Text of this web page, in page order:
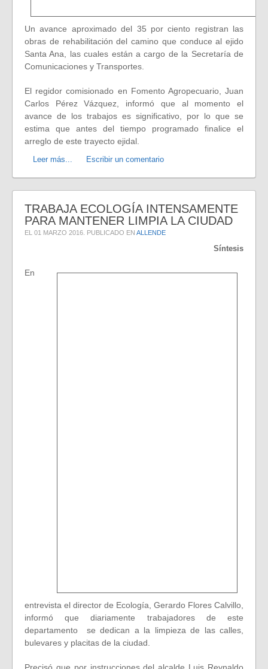
Un avance aproximado del 35 por ciento registran las
obras de rehabilitación del camino que conduce al ejido
Santa Ana, las cuales están a cargo de la Secretaría de
Comunicaciones y Transportes.
El regidor comisionado en Fomento Agropecuario, Juan
Carlos Pérez Vázquez, informó que al momento el
avance de los trabajos es significativo, por lo que se
estima que antes del tiempo programado finalice el
arreglo de este trayecto ejidal.
Leer más... Escribir un comentario
TRABAJA ECOLOGÍA INTENSAMENTE
PARA MANTENER LIMPIA LA CIUDAD
EL 01 MARZO 2016 . PUBLICADO EN ALLENDE
Síntesis
En
entrevista el director de Ecología, Gerardo Flores Calvillo,
informó que diariamente trabajadores de este
departamento se dedican a la limpieza de las calles,
bulevares y placitas de la ciudad.